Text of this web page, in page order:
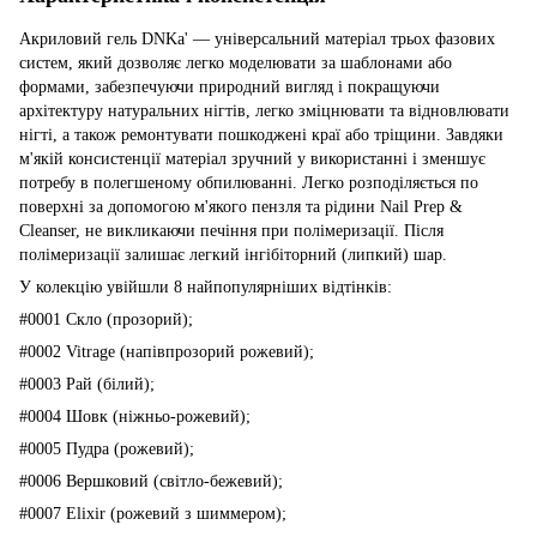
Акриловий гель DNKa' — універсальний матеріал трьох фазових
систем, який дозволяє легко моделювати за шаблонами або
формами, забезпечуючи природний вигляд і покращуючи
архітектуру натуральних нігтів, легко зміцнювати та відновлювати
нігті, а також ремонтувати пошкоджені краї або тріщини. Завдяки
м'якій консистенції матеріал зручний у використанні і зменшує
потребу в полегшеному обпилюванні. Легко розподіляється по
поверхні за допомогою м'якого пензля та рідини Nail Prep &
Cleanser, не викликаючи печіння при полімеризації. Після
полімеризації залишає легкий інгібіторний (липкий) шар.
У колекцію увійшли 8 найпопулярніших відтінків:
#0001 Скло (прозорий);
#0002 Vitrage (напівпрозорий рожевий);
#0003 Рай (білий);
#0004 Шовк (ніжньо-рожевий);
#0005 Пудра (рожевий);
#0006 Вершковий (світло-бежевий);
#0007 Elixir (рожевий з шиммером);